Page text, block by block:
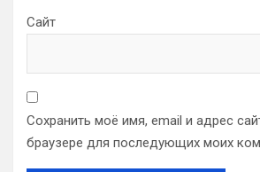
Сайт
Сохранить моё имя, email и адрес
браузере для последующих моих